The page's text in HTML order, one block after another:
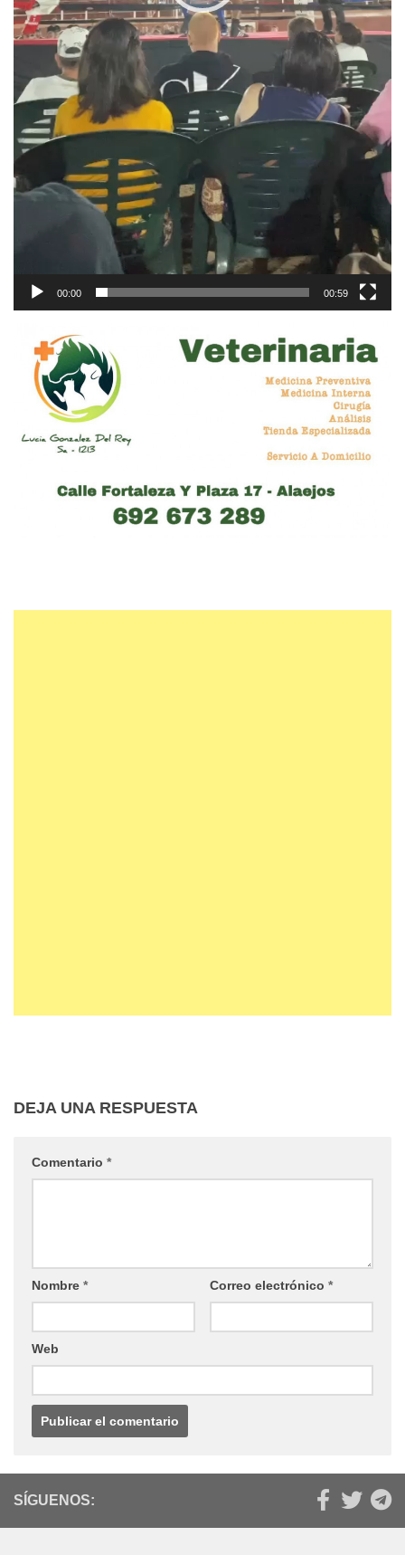
00:00 00:59
DEJA UNA RESPUESTA
Comentario *
Nombre * Correo electrónico *
Web
SÍGUENOS: